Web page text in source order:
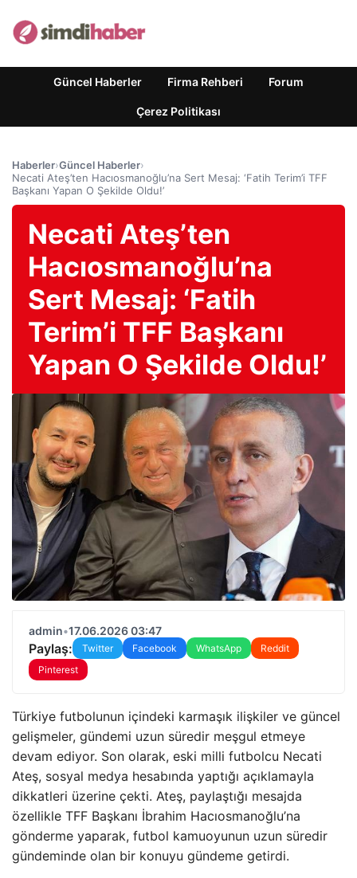
Güncel Haberler Firma Rehberi Forum
Çerez Politikası
Haberler›Güncel Haberler›
Necati Ateş’ten Hacıosmanoğlu’na Sert Mesaj: ‘Fatih Terim’i TFF
Başkanı Yapan O Şekilde Oldu!’
Necati Ateş’ten
Hacıosmanoğlu’na
Sert Mesaj: ‘Fatih
Terim’i TFF Başkanı
Yapan O Şekilde Oldu!’
admin•17.06.2026 03:47
Paylaş: Twitter Facebook WhatsApp
Reddit
Pinterest
Türkiye futbolunun içindeki karmaşık ilişkiler ve güncel
gelişmeler, gündemi uzun süredir meşgul etmeye
devam ediyor. Son olarak, eski milli futbolcu Necati
Ateş, sosyal medya hesabında yaptığı açıklamayla
dikkatleri üzerine çekti. Ateş, paylaştığı mesajda
özellikle TFF Başkanı İbrahim Hacıosmanoğlu’na
gönderme yaparak, futbol kamuoyunun uzun süredir
gündeminde olan bir konuyu gündeme getirdi.